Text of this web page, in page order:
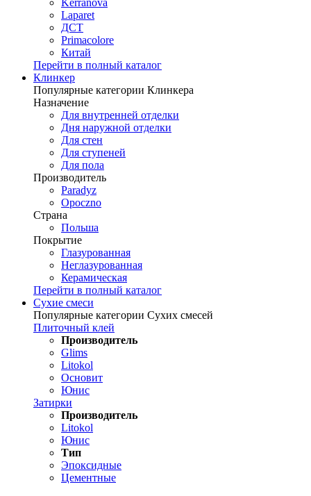
Kerranova
Laparet
ДСТ
Primacolore
Китай
Перейти в полный каталог
Клинкер
Популярные категории Клинкера
Назначение
Для внутренней отделки
Дня наружной отделки
Для стен
Для ступеней
Для пола
Производитель
Paradyz
Opoczno
Страна
Польша
Покрытие
Глазурованная
Неглазурованная
Керамическая
Перейти в полный каталог
Сухие смеси
Популярные категории Сухих смесей
Плиточный клей
Производитель
Glims
Litokol
Основит
Юнис
Затирки
Производитель
Litokol
Юнис
Тип
Эпоксидные
Цементные